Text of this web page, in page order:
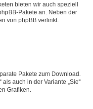
bieten wir auch speziell
Pakete an. Neben der
von phpBB verlinkt.
Pakete zum Download.
auch in der Variante „Sie“
Grafiken.